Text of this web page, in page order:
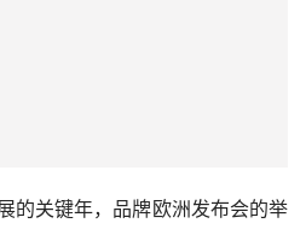
的关键年，品牌欧洲发布会的举